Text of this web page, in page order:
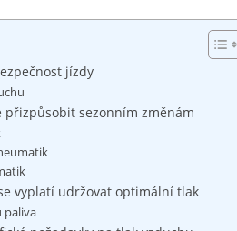
jízdy
přizpůsobit sezonním změnám
vyplatí udržovat optimální tlak
paliva